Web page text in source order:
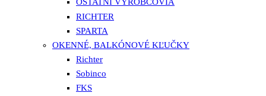
OSTATNÍ VÝROBCOVIA
RICHTER
SPARTA
OKENNÉ, BALKÓNOVÉ KĽUČKY
Richter
Sobinco
FKS